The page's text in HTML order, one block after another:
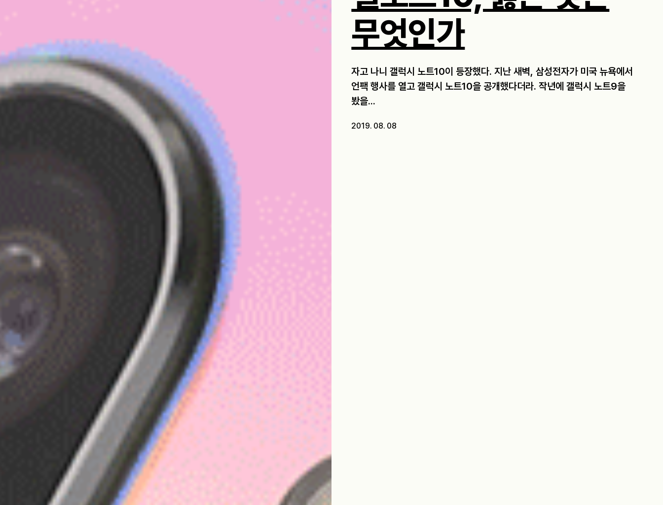
무엇인가
자고 나니 갤럭시 노트10이 등장했다. 지난 새벽, 삼성전자가 미국 뉴욕에서
언팩 행사를 열고 갤럭시 노트10을 공개했다더라. 작년에 갤럭시 노트9을
봤을...
2019. 08. 08